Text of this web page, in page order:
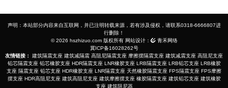
声明：本站部分内容来自互联网，并已注明转载来源，若有涉及侵权，请联系0318-6666807进
行删除！
© 2026 hszhizuo.com 版权所有 网站设计：
青禾网络
冀ICP备16028262号
友情链接：
建筑隔震支座 建筑减隔震 高阻尼隔震支座 摩擦摆隔震支座 建筑减震支座 高阻尼支座
铅芯隔震支座 铅芯橡胶支座 HDR隔震支座 LNR橡胶支座 LRB隔震支座 LRB铅芯支座 LRB橡胶
支座 隔震支座 铅芯支座 HDR橡胶支座 LNR隔震支座 天然橡胶隔震支座 FPS隔震支座 FPS摩擦
摆支座 HDR高阻尼支座 建筑高阻尼支座 建筑摩擦摆支座 橡胶隔震支座 建筑铅芯支座 建筑橡胶
支座 建筑阻尼器